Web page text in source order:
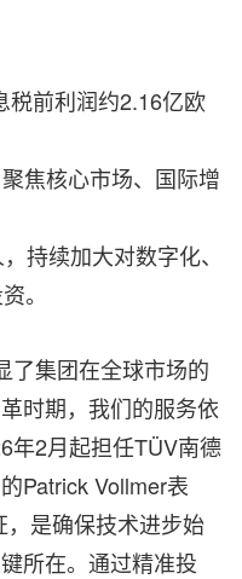
税前利润约2.16亿欧
焦核心市场、国际增
持续加大对数字化、
。
了集团在全球市场的
时期，我们的服务依
年2月起担任TÜV南德
Patrick Vollmer表
是确保技术进步始
所在。通过精准投